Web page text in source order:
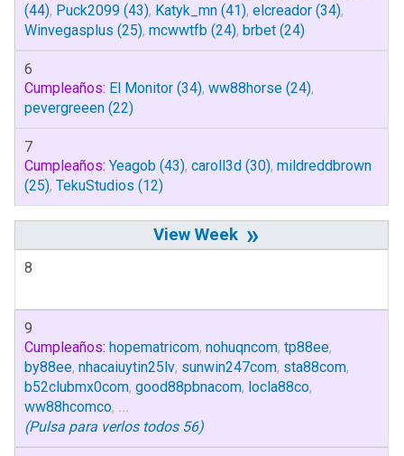
(44), Puck2099 (43), Katyk_mn (41), elcreador (34),
Winvegasplus (25), mcwwtfb (24), brbet (24)
6
Cumpleaños: El Monitor (34), ww88horse (24),
pevergreeen (22)
7
Cumpleaños: Yeagob (43), caroll3d (30), mildreddbrown
(25), TekuStudios (12)
»
8
9
Cumpleaños: hopematricom, nohuqncom, tp88ee,
by88ee, nhacaiuytin25lv, sunwin247com, sta88com,
b52clubmx0com, good88pbnacom, locla88co,
ww88hcomco, ...
(Pulsa para verlos todos 56)